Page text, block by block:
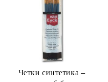
Четки синтетика –